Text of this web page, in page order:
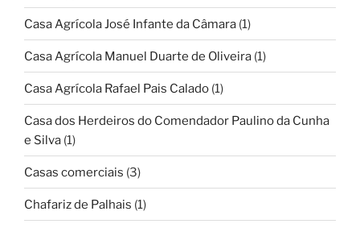
Casa Agrícola José Infante da Câmara (1)
Casa Agrícola Manuel Duarte de Oliveira (1)
Casa Agrícola Rafael Pais Calado (1)
Casa dos Herdeiros do Comendador Paulino da Cunha
e Silva (1)
Casas comerciais (3)
Chafariz de Palhais (1)